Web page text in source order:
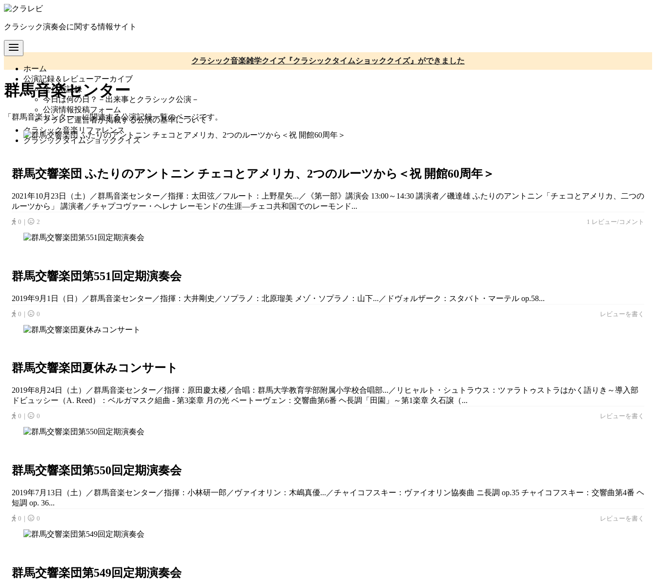
コ
テ
ン
ツ
移
クラシック演奏会に関する情報サイト
ホーム
公演記録＆レビューアーカイブ
全公演記録
今日は何の日？－出来事とクラシック公演－
公演情報投稿フォーム
クラレビ運営者が掲載する公演の基準について
クラシック音楽リファレンス
クラシックタイムショッククイズ
クラシック音楽雑学クイズ『クラシックタイムショッククイズ』ができました
群馬音楽センター
「群馬音楽センター」に関連する公演記録一覧のページです。
群馬交響楽団 ふたりのアントニン チェコとアメリカ、2つのルーツから＜祝 開館60周年＞
2021年10月23日（土）／群馬音楽センター／指揮：太田弦／フルート：上野星矢...／《第一部》講演会 13:00～14:30 講演者／磯達雄 ふたりのアントニン「チェコとアメリカ、二つの
ルーツから」 講演者／チャプコヴァー・ヘレナ レーモンドの生涯―チェコ共和国でのレーモンド...
0｜ 2 1 レビュー/コメント
群馬交響楽団第551回定期演奏会
2019年9月1日（日）／群馬音楽センター／指揮：大井剛史／ソプラノ：北原瑠美 メゾ・ソプラノ：山下...／ドヴォルザーク：スタバト・マーテル op.58...
0｜ 0 レビューを書く
群馬交響楽団夏休みコンサート
2019年8月24日（土）／群馬音楽センター／指揮：原田慶太楼／合唱：群馬大学教育学部附属小学校合唱部...／リヒャルト・シュトラウス：ツァラトゥストラはかく語りき～導入部
ドビュッシー（A. Reed）：ベルガマスク組曲 - 第3楽章 月の光 ベートーヴェン：交響曲第6番 ヘ長調「田園」～第1楽章 久石譲（...
0｜ 0 レビューを書く
群馬交響楽団第550回定期演奏会
2019年7月13日（土）／群馬音楽センター／指揮：小林研一郎／ヴァイオリン：木嶋真優...／チャイコフスキー：ヴァイオリン協奏曲 ニ長調 op.35 チャイコフスキー：交響曲第4番 ヘ
短調 op. 36...
0｜ 0 レビューを書く
群馬交響楽団第549回定期演奏会